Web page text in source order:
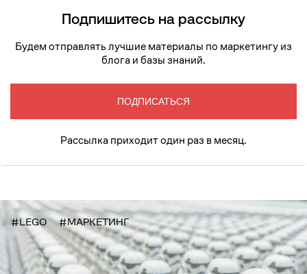
Подпишитесь на рассылку
Будем отправлять лучшие материалы по маркетингу из
блога и базы знаний.
ПОДПИСАТЬСЯ
Рассылка приходит один раз в месяц.
#LEGO #МАРКЕТИНГ